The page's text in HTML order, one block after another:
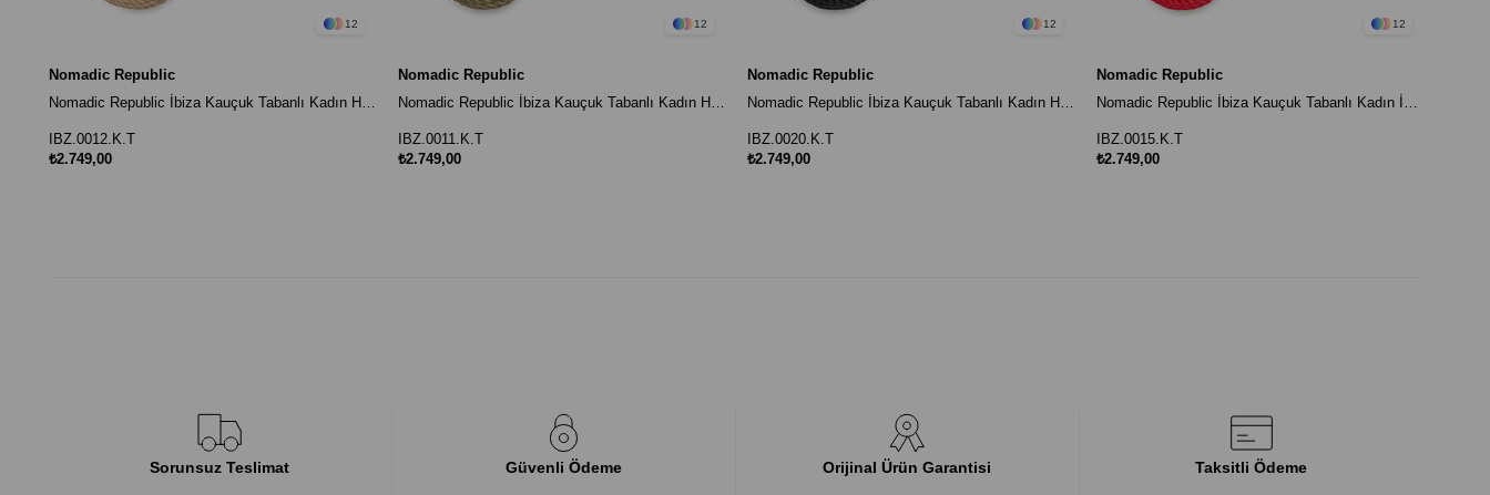
12
Nomadic Republic
Nomadic Republic İbiza Kauçuk Tabanlı Kadın Halat Sandalet - Bej
IBZ.0012.K.T
₺2.749,00
12
Nomadic Republic
Nomadic Republic İbiza Kauçuk Tabanlı Kadın Halat Sandalet Haki
IBZ.0011.K.T
₺2.749,00
12
Nomadic Republic
Nomadic Republic İbiza Kauçuk Tabanlı Kadın Halat Sandalet Siyah
IBZ.0020.K.T
₺2.749,00
12
Nomadic Republic
Nomadic Republic İbiza Kauçuk Tabanlı Kadın İp Sandalet Kırmızı
IBZ.0015.K.T
₺2.749,00
Sorunsuz Teslimat Güvenli Ödeme Orijinal Ürün Garantisi Taksitli Ödeme